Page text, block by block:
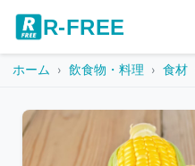
R-FREE
ホーム 飲食物・料理 食材